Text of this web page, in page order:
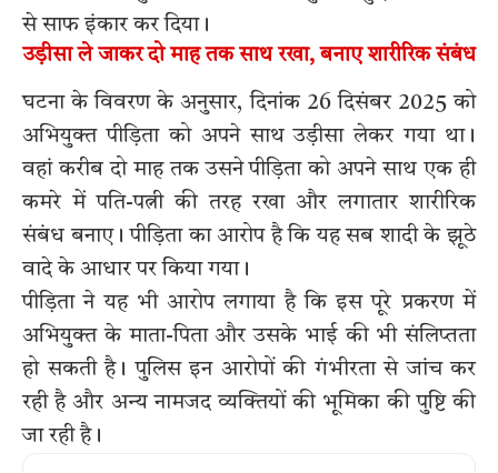
से साफ इंकार कर दिया।
उड़ीसा ले जाकर दो माह तक साथ रखा, बनाए शारीरिक संबंध
घटना के विवरण के अनुसार, दिनांक 26 दिसंबर 2025 को
अभियुक्त पीड़िता को अपने साथ उड़ीसा लेकर गया था।
वहां करीब दो माह तक उसने पीड़िता को अपने साथ एक ही
कमरे में पति-पत्नी की तरह रखा और लगातार शारीरिक
संबंध बनाए। पीड़िता का आरोप है कि यह सब शादी के झूठे
वादे के आधार पर किया गया।
पीड़िता ने यह भी आरोप लगाया है कि इस पूरे प्रकरण में
अभियुक्त के माता-पिता और उसके भाई की भी संलिप्तता
हो सकती है। पुलिस इन आरोपों की गंभीरता से जांच कर
रही है और अन्य नामजद व्यक्तियों की भूमिका की पुष्टि की
जा रही है।